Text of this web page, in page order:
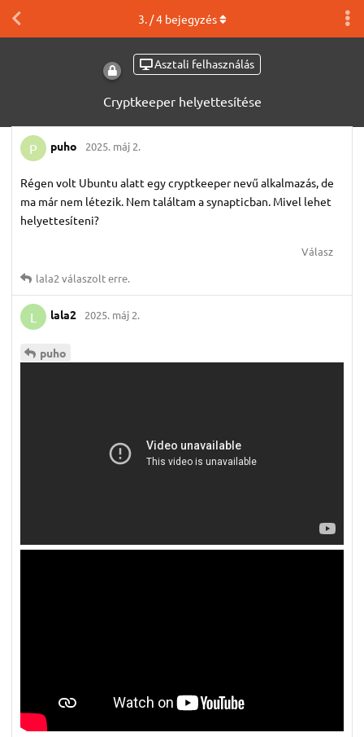
Asztali felhasználás
Cryptkeeper helyettesítése
3. /4bejegyzés
P puho 2025. máj 2.
Régen volt Ubuntu alatt egy cryptkeeper nevű alkalmazás, de
ma már nem létezik. Nem találtam a synapticban. Mivel lehet
helyettesíteni?
Válasz
lala2 válaszolt erre.
L lala2 2025. máj 2.
puho